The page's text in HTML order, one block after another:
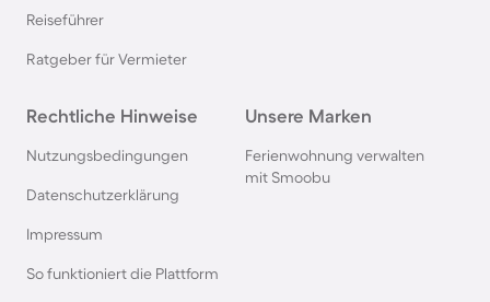
Reiseführer
Ratgeber für Vermieter
Rechtliche Hinweise
Nutzungsbedingungen
Datenschutzerklärung
Impressum
So funktioniert die Plattform
Unsere Marken
Ferienwohnung verwalten
mit Smoobu